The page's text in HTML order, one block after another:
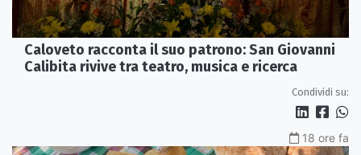
Caloveto racconta il suo patrono: San Giovanni
Calibita rivive tra teatro, musica e ricerca
Condividi su:
18 ore fa